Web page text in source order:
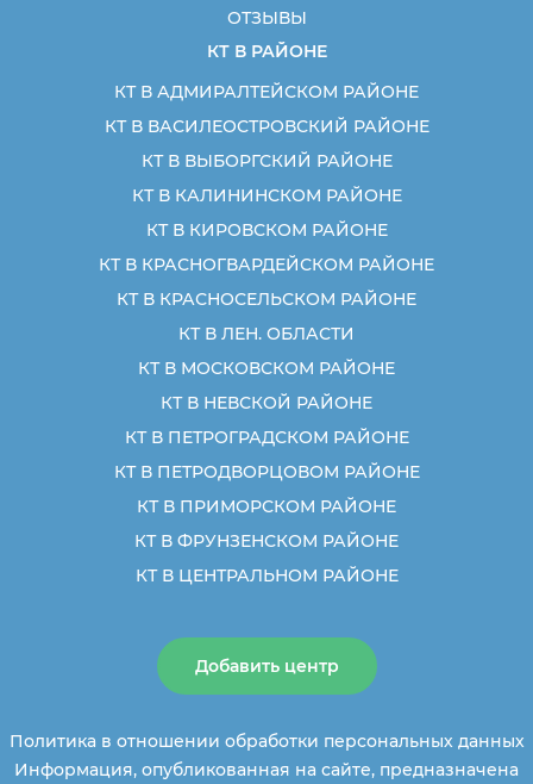
ОТЗЫВЫ
КТ В РАЙОНЕ
КТ В АДМИРАЛТЕЙСКОМ РАЙОНЕ
КТ В ВАСИЛЕОСТРОВСКИЙ РАЙОНЕ
КТ В ВЫБОРГСКИЙ РАЙОНЕ
КТ В КАЛИНИНСКОМ РАЙОНЕ
КТ В КИРОВСКОМ РАЙОНЕ
КТ В КРАСНОГВАРДЕЙСКОМ РАЙОНЕ
КТ В КРАСНОСЕЛЬСКОМ РАЙОНЕ
КТ В ЛЕН. ОБЛАСТИ
КТ В МОСКОВСКОМ РАЙОНЕ
КТ В НЕВСКОЙ РАЙОНЕ
КТ В ПЕТРОГРАДСКОМ РАЙОНЕ
КТ В ПЕТРОДВОРЦОВОМ РАЙОНЕ
КТ В ПРИМОРСКОМ РАЙОНЕ
КТ В ФРУНЗЕНСКОМ РАЙОНЕ
КТ В ЦЕНТРАЛЬНОМ РАЙОНЕ
Добавить центр
Политика в отношении обработки персональных данных
Информация, опубликованная на сайте, предназначена